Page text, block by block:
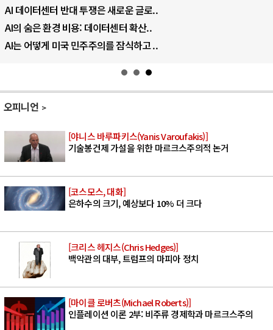
AI 데이터센터 반대 투쟁은 새로운 글로..
AI의 숨은 환경 비용: 데이터센터 확산..
AI는 어떻게 미국 민주주의를 잠식하고 ..
오피니언
[야니스 바루파키스(Yanis Varoufakis)]
기술봉건제 가설을 위한 마르크스주의적 논거
[코스모스, 대화]
은하수의 크기, 예상보다 10% 더 크다
[크리스 헤지스(Chris Hedges)]
백악관의 대부, 트럼프의 마피아 정치
[마이클 로버츠(Michael Roberts)]
인플레이션 이론 2부: 비주류 경제학과 마르크스주의